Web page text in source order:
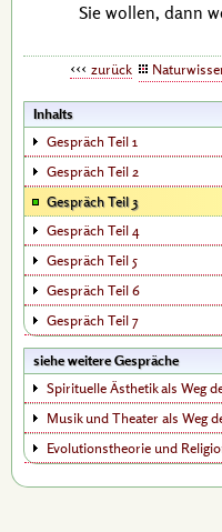
Sie wollen, dann
zurück
Inhalts
Gespräch Teil 1
Gespräch Teil 2
Gespräch Teil 3
Gespräch Teil 4
Gespräch Teil 5
Gespräch Teil 6
Gespräch Teil 7
siehe weitere Gespräche
Spirituelle Ästhetik als Weg
Musik und Theater als Weg
Evolutionstheorie und